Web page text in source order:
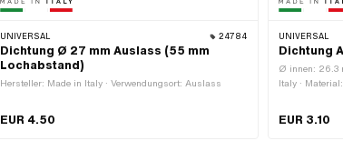
UNIVERSAL 24784
Dichtung Ø 27 mm Auslass (55 mm
Lochabstand)
Hersteller: Made in Italy · Verwendungsort: Auslass
EUR 4.50
UNIVERSAL
Dichtung
Ø innen: 26.3
Italy ·
·
EUR 3.10